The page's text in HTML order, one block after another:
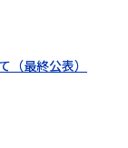
（最終公表）